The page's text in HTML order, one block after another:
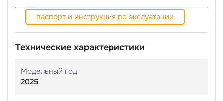
паспорт и инструкция по экслуатации
Технические характеристики
Модельный год
2025